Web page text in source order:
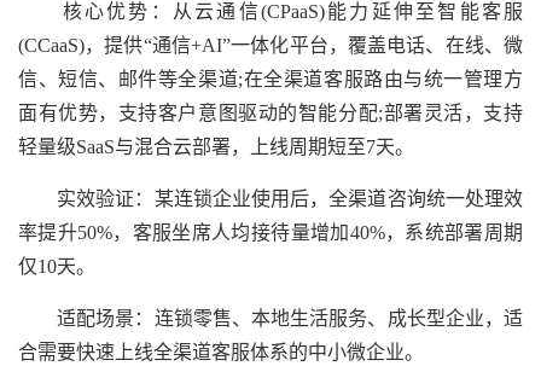
核心优势：从云通信(CPaaS)能力延伸至智能客服
(CCaaS)，提供“通信+AI”一体化平台，覆盖电话、在线、微
信、短信、邮件等全渠道;在全渠道客服路由与统一管理方
面有优势，支持客户意图驱动的智能分配;部署灵活，支持
轻量级SaaS与混合云部署，上线周期短至7天。
实效验证：某连锁企业使用后，全渠道咨询统一处理效
率提升50%，客服坐席人均接待量增加40%，系统部署周期
仅10天。
适配场景：连锁零售、本地生活服务、成长型企业，适
合需要快速上线全渠道客服体系的中小微企业。